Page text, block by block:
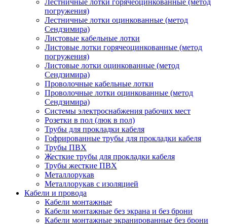
Лестничные лотки горячеоцинкованные (метод
погружения)
Лестничные лотки оцинкованные (метод
Сендзимира)
Листовые кабельные лотки
Листовые лотки горячеоцинкованные (метод
погружения)
Листовые лотки оцинкованные (метод
Сендзимира)
Проволочные кабельные лотки
Проволочные лотки оцинкованные (метод
Сендзимира)
Системы электроснабжения рабочих мест
Розетки в пол (люк в пол)
Трубы для прокладки кабеля
Гофрированные трубы для прокладки кабеля
Трубы ПВХ
Жесткие трубы для прокладки кабеля
Трубы жесткие ПВХ
Металлорукав
Металлорукав с изоляцией
Кабели и провода
Кабели монтажные
Кабели монтажные без экрана и без брони
Кабели монтажные экранированные без брони